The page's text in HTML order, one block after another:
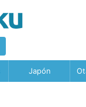
Japón